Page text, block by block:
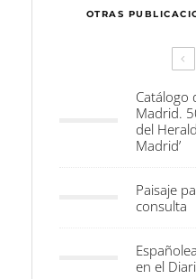
OTRAS
Catálogo
Madrid.
del
Madrid’
Paisaje
consulta
en el